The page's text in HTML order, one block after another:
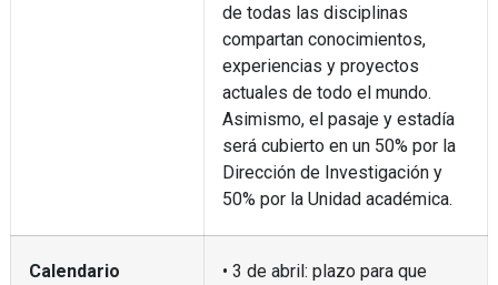
de todas las disciplinas
compartan conocimientos,
experiencias y proyectos
actuales de todo el mundo.
Asimismo, el pasaje y estadía
será cubierto en un 50% por la
Dirección de Investigación y
50% por la Unidad académica.
Calendario
• 3 de abril: plazo para que